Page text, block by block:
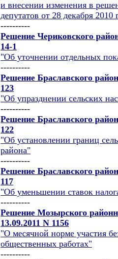
и внесении изменения в
депутатов от 28 декабря 2010
----------
Решение Чериковского
14-1
"Об уточнении отдельных
----------
Решение Браславского
123
"Об упразднении сельских
----------
Решение Браславского
122
"Об установлении границ
района"
----------
Решение Браславского
117
"Об уменьшении ставок
----------
Решение Мозырского
13.09.2011 N 1156
"О месячной норме участия
общественных работах"
----------